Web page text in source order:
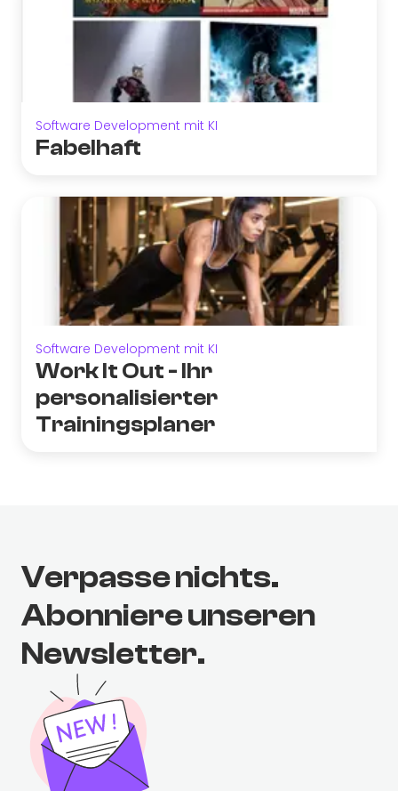
Software Development mit KI
Fabelhaft
Software Development mit KI
Work It Out - Ihr
personalisierter
Trainingsplaner
Verpasse nichts.
Abonniere unseren
Newsletter.